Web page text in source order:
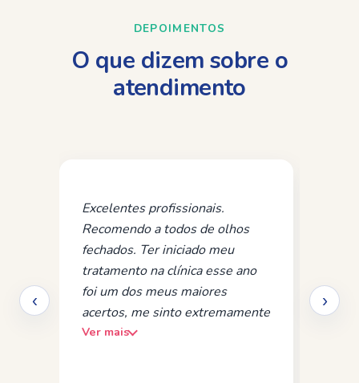
DEPOIMENTOS
O que dizem sobre o
atendimento
‹
Excelentes profissionais.
Recomendo a todos de olhos
fechados. Ter iniciado meu
tratamento na clínica esse ano
foi um dos meus maiores
acertos, me sinto extremamente
grata por todo o acolhimento e
Ver mais
›